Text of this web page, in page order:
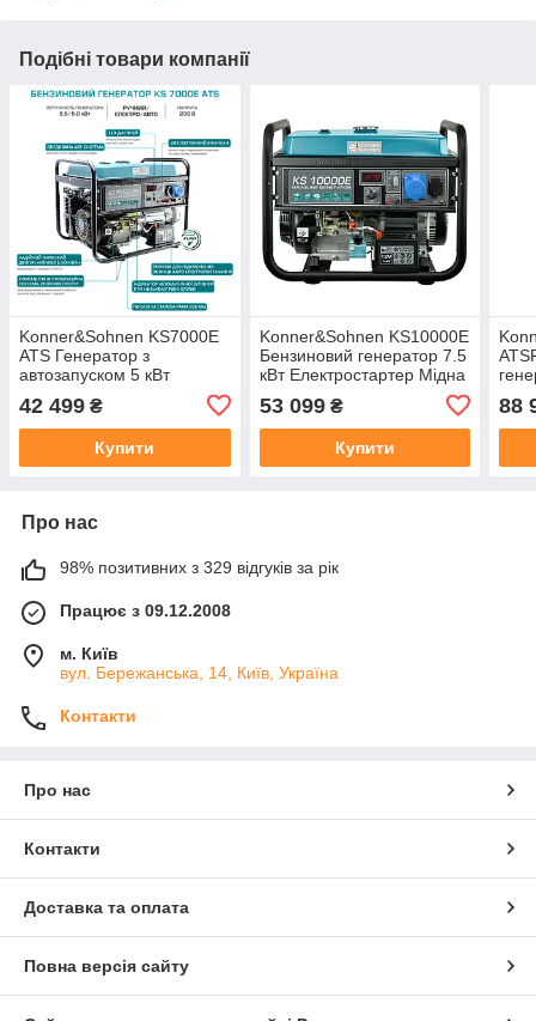
Подібні товари компанії
Konner&Sohnen KS7000E
ATS Генератор з
автозапуском 5 кВт
42 499 ₴
Купити
Konner&Sohnen KS10000E
Бензиновий генератор 7.5
кВт Електростартер Мідна
53 099₴
Купити
88
Про нас
98% позитивних з 329 відгуків за рік
Працює з 09.12.2008
м. Київ
вул. Бережанська, 14, Київ, Україна
Контакти
Про нас
Контакти
Доставка та оплата
Повна версія сайту